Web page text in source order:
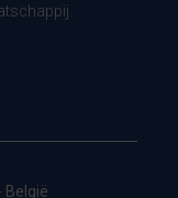
België